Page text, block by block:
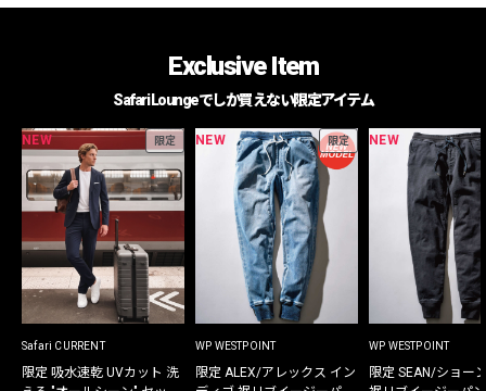
Exclusive Item
Safari Loungeでしか買えない限定アイテム
NEW 限定
Safari CURRENT
限定 吸水速乾 UVカット 洗
NEW 限定
WP WESTPOINT
限定 ALEX/アレックス イン
NEW
WP WESTPOINT
限定 SEAN/ショー